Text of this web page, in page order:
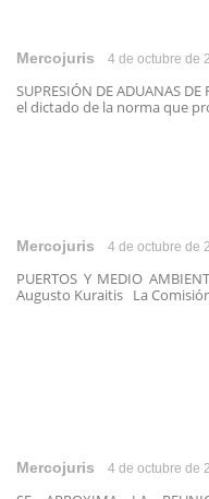
Mercojuris 4 de octubre de
SUPRESIÓN DE ADUANAS
el dictado de la norma que
Mercojuris 4 de octubre de
PUERTOS Y MEDIO
Augusto Kuraitis La
Mercojuris 4 de octubre de